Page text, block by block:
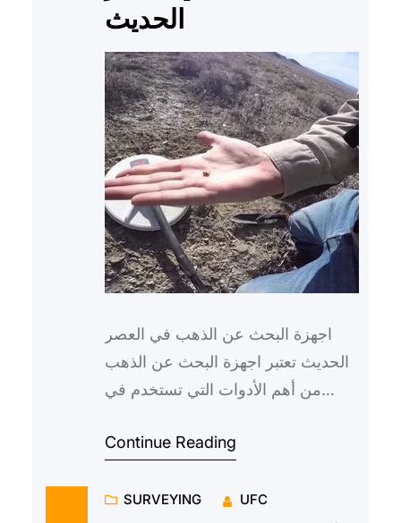
الحديث
اجهزة البحث عن الذهب في العصر
الحديث تعتبر اجهزة البحث عن الذهب
من أهم الأدوات التي تستخدم في
Continue Reading
SURVEYING UFC